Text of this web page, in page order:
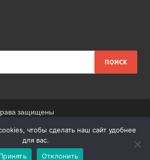
защищены
сайта ссылка
чтобы сделать наш сайт удобнее
для вас.
Отклонить